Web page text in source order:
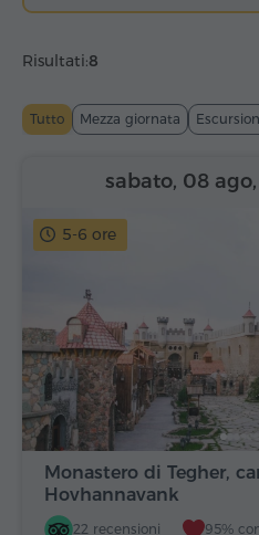
Risultati:8
Tutto Mezza giornata
5-6 ore
Monastero di Tegher,
Hovhannavank
22 recensioni 95%
sabato, 08